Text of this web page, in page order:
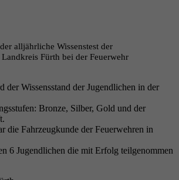
alljährliche Wissenstest der
Fürth bei der Feuerwehr
der Wissensstand der Jugendlichen in der
Bronze, Silber, Gold und der
die Fahrzeugkunde der Feuerwehren in
6 Jugendlichen die mit Erfolg teilgenommen